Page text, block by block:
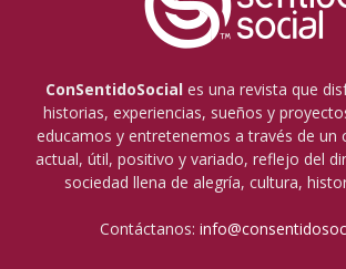
ConSentidoSocial es una revista que
historias, experiencias, sueños y
educamos y entretenemos a través de un
actual, útil, positivo y variado, reflejo del
sociedad llena de alegría, cultura,
Contáctanos: